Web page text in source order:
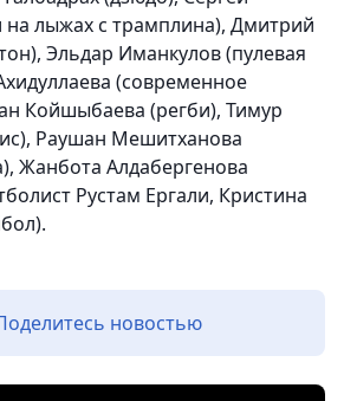
на лыжах с трамплина), Дмитрий
Эльдар Иманкулов (пулевая
(современное
Койшыбаева (регби), Тимур
Раушан Мешитханова
Жанбота Алдабергенова
Рустам Ергали, Кристина
новостью